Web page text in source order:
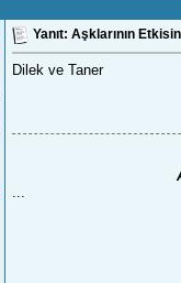
Yanıt: Aşklarının
Dilek ve Taner